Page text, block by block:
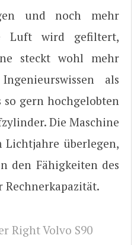
und noch mehr
Luft wird gefiltert,
steckt wohl mehr
als
gern hochgelobten
Die Maschine
Lichtjahre überlegen,
den Fähigkeiten des